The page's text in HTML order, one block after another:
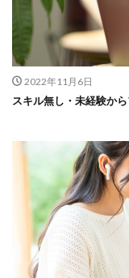
2022年11月6日
スキル無し・未経験か